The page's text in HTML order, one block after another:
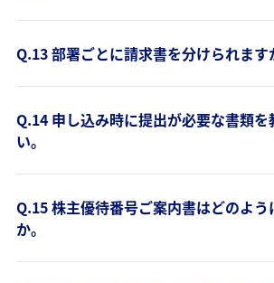
Q.13 部署ごとに請求書を分けられます
Q.14 申し込み時に提出が必要な書類を
い。
Q.15 株主優待番号ご案内書はどのよう
か。